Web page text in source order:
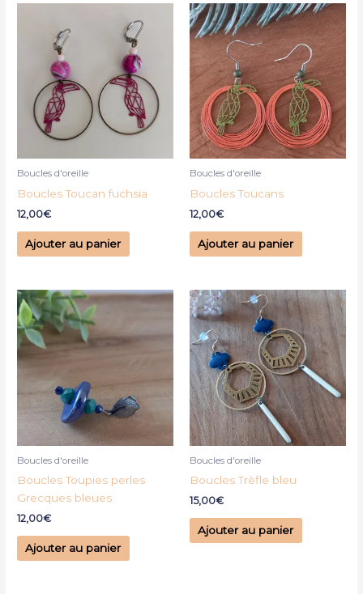
Boucles d'oreille
Boucles Toucan fuchsia
12,00€
Ajouter au panier
Boucles d'oreille
Boucles Toucans
12,00€
Ajouter au panier
Boucles d'oreille
Boucles Toupies perles
Grecques bleues
12,00€
Ajouter au panier
Boucles d'oreille
Boucles Trèfle bleu
15,00€
Ajouter au panier